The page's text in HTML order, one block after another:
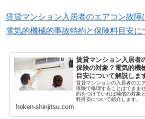
賃貸マンション入居者のエアコン故障
電気的機械的事故特約と保険料目安に
賃貸マンション入居者
保険の対象？電気的機
目安について解説しま
賃貸マンションの入居者のエ
保険で修理することはできま
約をつけていれば補償の対象
料目安について紹介します。
hoken-shinjitsu.com